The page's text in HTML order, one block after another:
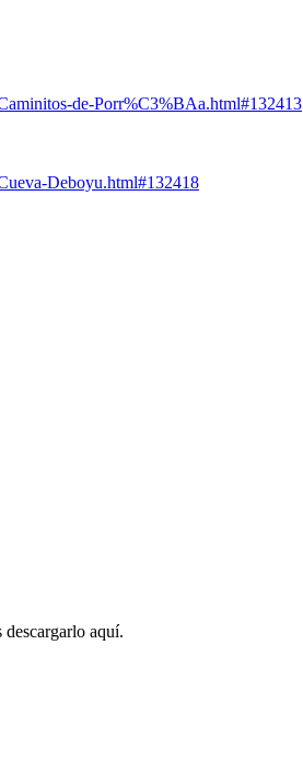
de-Porr%C3%BAa.html#132413
Deboyu.html#132418
descargarlo aquí.